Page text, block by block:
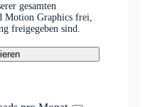
gesamten
Motion Graphics frei,
freigegeben sind.